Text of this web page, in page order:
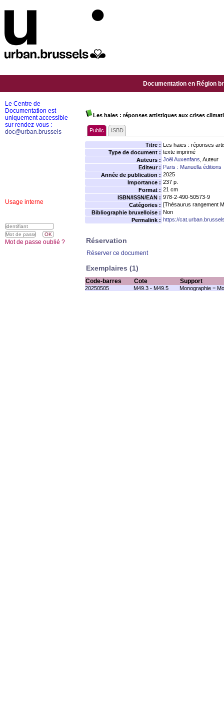
Documentation en Région
Les haies : réponses artistiques aux crises
Public ISBD
Titre : Les haies : réponses
Type de document : texte imprimé
Auteurs : Joël Auxenfans , Auteur
Editeur : Paris : Manuella éditions
Année de publication : 2025
Importance : 237 p.
Format : 21 cm
ISBN/ISSN/EAN : 978-2-490-50573-9
Catégories : [Thésaurus rangement
Bibliographie bruxelloise : Non
Permalink : https://
Réservation
Réserver ce document
Exemplaires (1)
Code-barres Cote Support
20250505 M49.3 - M49.5 Monographie =
Le Centre de
Documentation est
uniquement accessible
sur rendez-vous :
doc@urban.brussels
Usage interne
Mot de passe oublié ?